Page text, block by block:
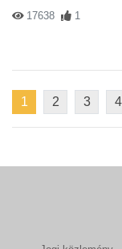
17638 1
1 2 3 4